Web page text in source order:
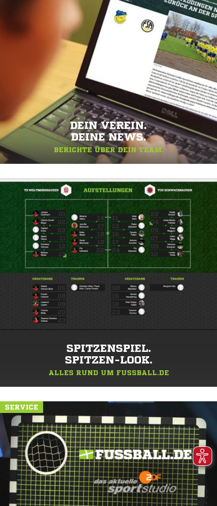
DEIN VEREIN.
DEINE NEWS.
BERICHTE ÜBER DEIN TEAM.
SPITZENSPIEL.
SPITZEN-LOOK.
ALLES RUND UM FUSSBALL.DE
SERVICE